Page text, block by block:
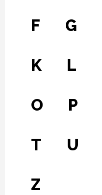
F G
K L
O P
T U
Z